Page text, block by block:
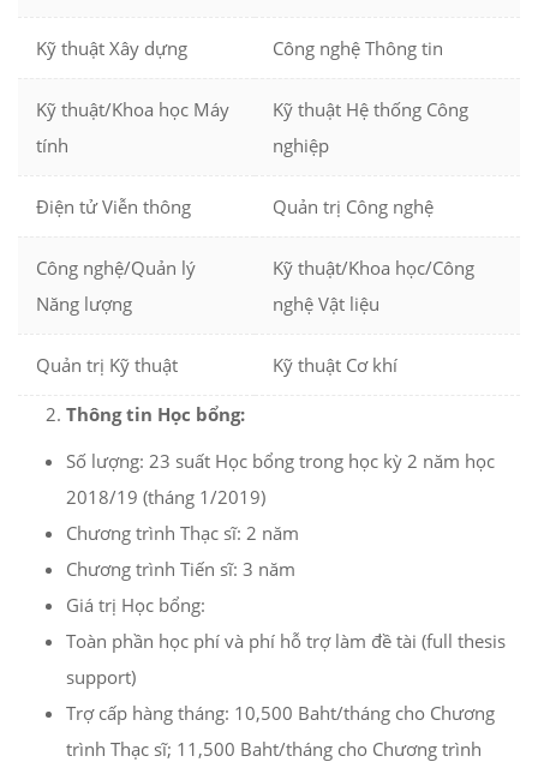
Kỹ thuật Xây dựng Công nghệ Thông tin
Kỹ thuật/Khoa học Máy
tính
Kỹ thuật Hệ thống Công
nghiệp
Điện tử Viễn thông Quản trị Công nghệ
Công nghệ/Quản lý
Năng lượng
Kỹ thuật/Khoa học/Công
nghệ Vật liệu
Quản trị Kỹ thuật Kỹ thuật Cơ khí
Thông tin Học bổng:
Số lượng: 23 suất Học bổng trong học kỳ 2 năm học
2018/19 (tháng 1/2019)
Chương trình Thạc sĩ: 2 năm
Chương trình Tiến sĩ: 3 năm
Giá trị Học bổng:
Toàn phần học phí và phí hỗ trợ làm đề tài (full thesis
support)
Trợ cấp hàng tháng: 10,500 Baht/tháng cho Chương
trình Thạc sĩ; 11,500 Baht/tháng cho Chương trình